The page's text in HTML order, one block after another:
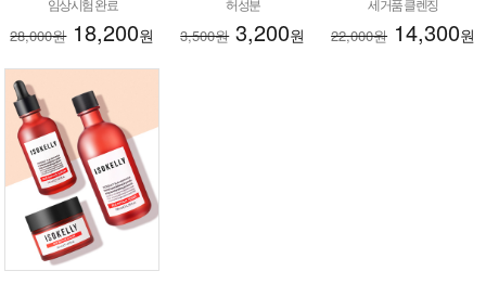
임상시험 완료
28,000원18,200원
허성분
3,500원3,200원
세거품 클렌징
22,000원14,300원